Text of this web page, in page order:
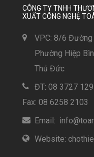
CÔNG TY TNHH
XUẤT CÔNG NGHỆ
VPC: 8/6 Đường
Phường Hiệp
Thủ Đức
ĐT: 08 3727
Fax: 08 6258 2103
Email:
Website: